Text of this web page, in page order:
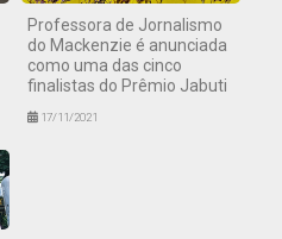
Professora de Jornalismo
do Mackenzie é anunciada
como uma das cinco
finalistas do Prêmio Jabuti
17/11/2021